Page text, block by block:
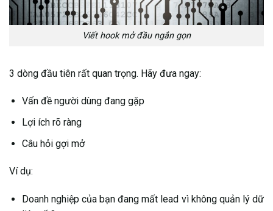
Viết hook mở đầu ngắn gọn
3 dòng đầu tiên rất quan trọng. Hãy đưa ngay:
Vấn đề người dùng đang gặp
Lợi ích rõ ràng
Câu hỏi gợi mở
Ví dụ:
Doanh nghiệp của bạn đang mất lead vì không quản lý dữ